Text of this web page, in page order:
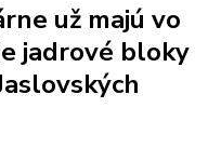
už majú vo
jadrové bloky